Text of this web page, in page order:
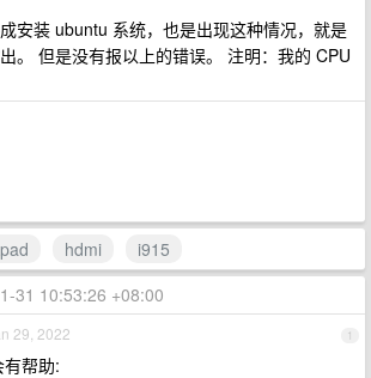
安装 ubuntu 系统，也是出现这种情况，就是
。 但是没有报以上的错误。 注明：我的 CPU
hdmi
i915
31 10:53:26 +08:00
1
29, 2022
帮助: